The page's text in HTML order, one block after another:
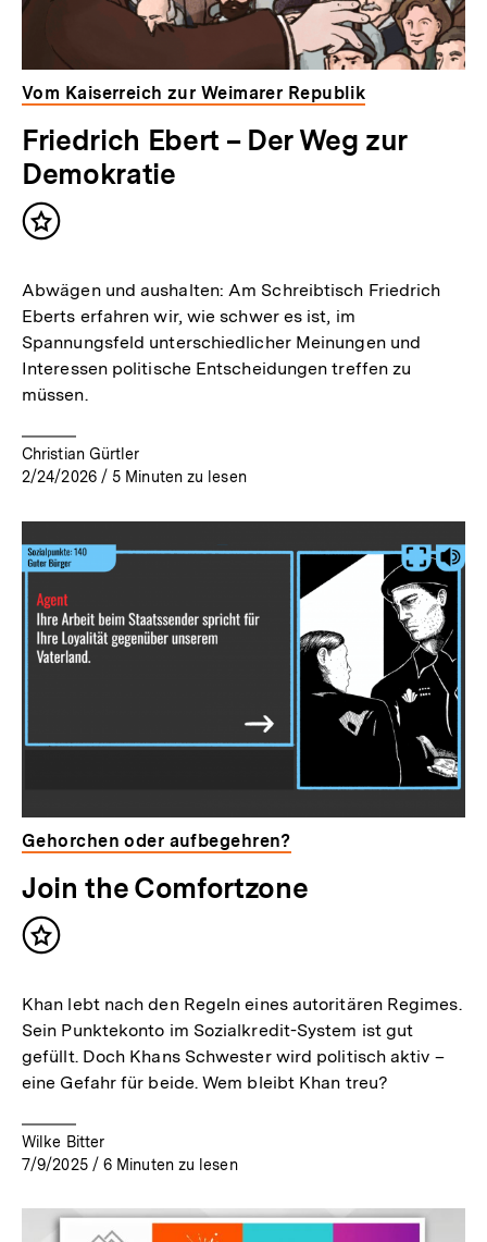
Vom Kaiserreich zur Weimarer Republik
Friedrich Ebert – Der Weg zur
Demokratie
Inhalt
Abwägen und aushalten: Am Schreibtisch Friedrich
Eberts erfahren wir, wie schwer es ist, im
Spannungsfeld unterschiedlicher Meinungen und
Interessen politische Entscheidungen treffen zu
müssen.
Christian Gürtler
2/24/2026 / 5 Minuten zu lesen
Gehorchen oder aufbegehren?
Join the Comfortzone
Inhalt
Khan lebt nach den Regeln eines autoritären Regimes.
Sein Punktekonto im Sozialkredit-System ist gut
gefüllt. Doch Khans Schwester wird politisch aktiv –
eine Gefahr für beide. Wem bleibt Khan treu?
Wilke Bitter
7/9/2025 / 6 Minuten zu lesen